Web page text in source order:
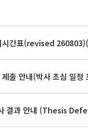
결과 안내 (Thesis